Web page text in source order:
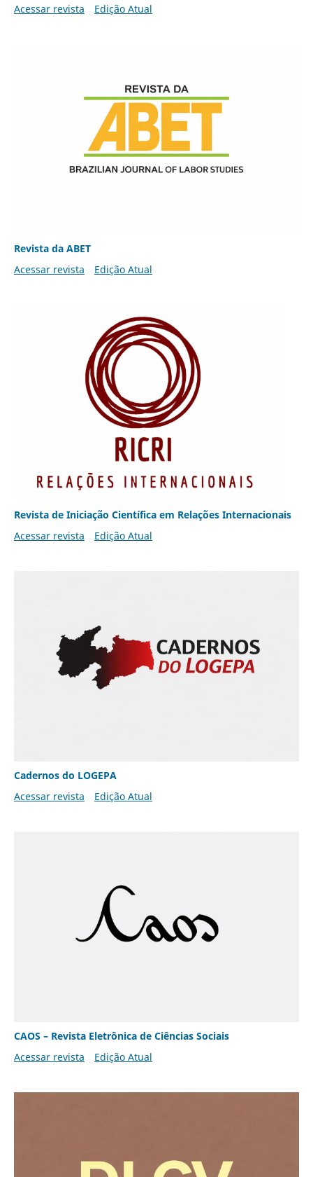
Acessar revista Edição Atual
Revista da ABET
Acessar revista
Edição Atual
Revista de Iniciação Científica em Relações Internacionais
Acessar revista
Edição Atual
Cadernos do LOGEPA
Acessar revista
Edição Atual
CAOS – Revista Eletrônica de Ciências Sociais
Acessar revista
Edição Atual